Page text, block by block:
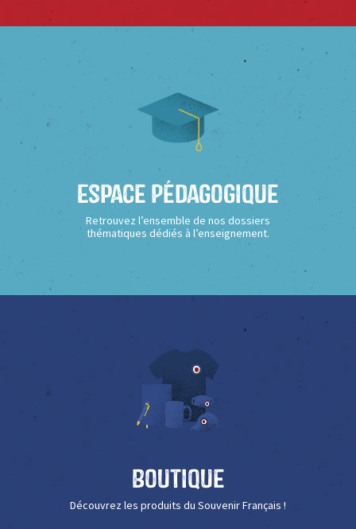
Espace Pédagogique
Retrouvez l’ensemble de nos dossiers
thématiques dédiés à l’enseignement.
Boutique
Découvrez les produits du Souvenir Français !